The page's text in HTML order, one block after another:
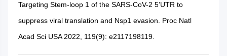
Targeting Stem-loop 1 of the SARS-CoV-2 5’UTR to
suppress viral translation and Nsp1 evasion. Proc Natl
Acad Sci USA 2022, 119(9): e2117198119.